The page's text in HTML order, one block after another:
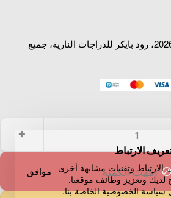
الارتباط
وتقنيات مشابهة أخرى
لديك وتعزيز وظائف موقعنا.
الخصوصية الخاصة بنا.
موافق انتهت الكمية
حقوق الطبع والنشر © 2026، رود بايكر للدراجات النارية، جميع